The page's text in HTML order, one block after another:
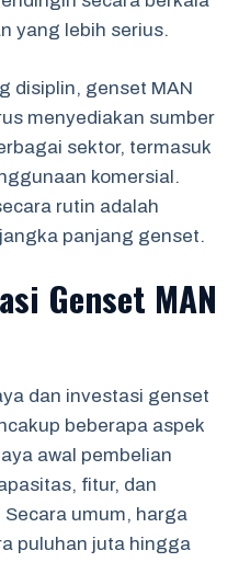
yang lebih serius.
disiplin, genset MAN
menyediakan sumber
sektor, termasuk
komersial.
rutin adalah
panjang genset.
Genset MAN
dan investasi genset
beberapa aspek
awal pembelian
fitur, dan
umum, harga
puluhan juta hingga